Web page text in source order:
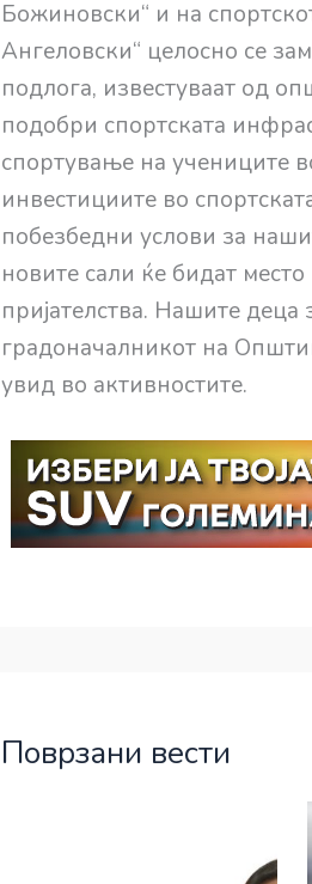
Божиновски“ и на
Ангеловски“ целосно се
подлогa, известуваат од
подобри спортската
спортување на учениците
инвестициите во
побезбедни услови за
новите сали ќе бидат
пријателства. Нашите деца
градоначалникот на
увид во активностите.
Поврзани вести